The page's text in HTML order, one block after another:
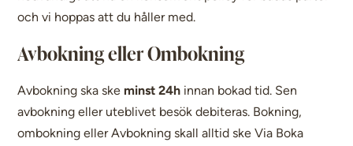
och vi hoppas att du håller med.
Avbokning eller Ombokning
Avbokning ska ske minst 24h innan bokad tid. Sen
avbokning eller uteblivet besök debiteras. Bokning,
ombokning eller Avbokning skall alltid ske Via Boka